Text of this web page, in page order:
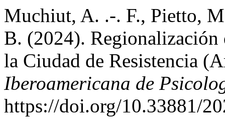
Muchiut, A. .-. F., Pietto,
B. (2024).
la Ciudad de Resistencia
Iberoamericana de
https://doi.org/10.33881/